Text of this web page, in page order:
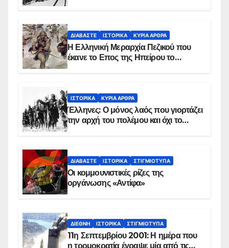
ΔΙΑΒΆΣΤΕ ΙΣΤΟΡΙΚΆ ΚΥΡΙΑ ΑΡΘΡΑ
Η Ελληνική Μεραρχία Πεζικού που
έκανε το Επος της Ηπείρου το
ΙΣΤΟΡΙΚΆ ΚΥΡΙΑ ΑΡΘΡΑ
Έλληνες: Ο μόνος λαός που γιορτάζει
την αρχή του πολέμου και όχι το
ΔΙΑΒΆΣΤΕ ΙΣΤΟΡΙΚΆ ΣΤΙΓΜΙΌΤΥΠΑ
Οι κομμουνιστικές ρίζες της
οργάνωσης «Αντίφα»
ΔΙΕΘΝΉ ΙΣΤΟΡΙΚΆ ΣΤΙΓΜΙΌΤΥΠΑ
11η Σεπτεμβρίου 2001: Η ημέρα που
η τρομοκρατία έγραψε μία από τις